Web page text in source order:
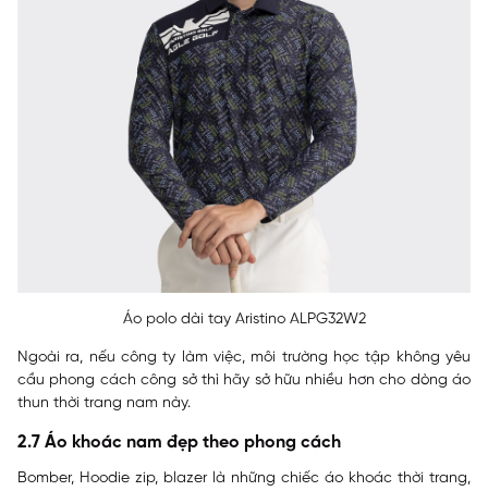
Áo polo dài tay Aristino ALPG32W2
Ngoài ra, nếu công ty làm việc, môi trường học tập không yêu
cầu phong cách công sở thì hãy sở hữu nhiều hơn cho dòng áo
thun thời trang nam này.
2.7 Áo khoác nam đẹp theo phong cách
Bomber, Hoodie zip, blazer là những chiếc áo khoác thời trang,